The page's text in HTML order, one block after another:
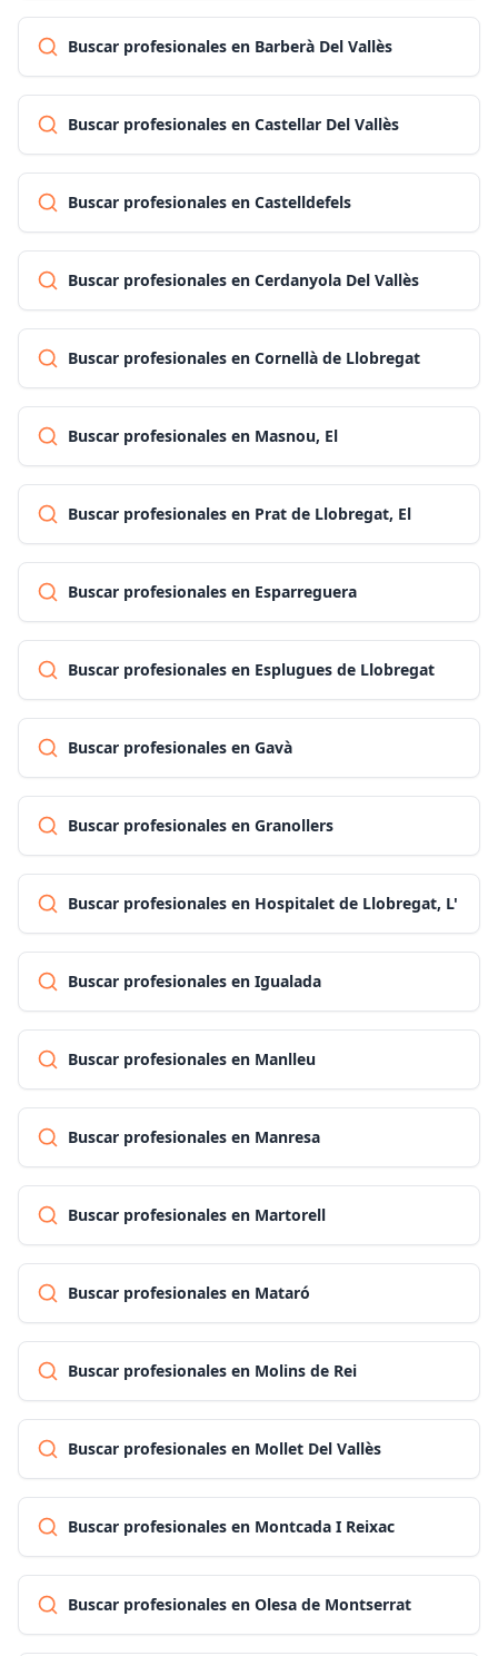
Buscar profesionales en Barberà Del Vallès
Buscar profesionales en Castellar Del Vallès
Buscar profesionales en Castelldefels
Buscar profesionales en Cerdanyola Del Vallès
Buscar profesionales en Cornellà de Llobregat
Buscar profesionales en Masnou, El
Buscar profesionales en Prat de Llobregat, El
Buscar profesionales en Esparreguera
Buscar profesionales en Esplugues de Llobregat
Buscar profesionales en Gavà
Buscar profesionales en Granollers
Buscar profesionales en Hospitalet de Llobregat, L'
Buscar profesionales en Igualada
Buscar profesionales en Manlleu
Buscar profesionales en Manresa
Buscar profesionales en Martorell
Buscar profesionales en Mataró
Buscar profesionales en Molins de Rei
Buscar profesionales en Mollet Del Vallès
Buscar profesionales en Montcada I Reixac
Buscar profesionales en Olesa de Montserrat